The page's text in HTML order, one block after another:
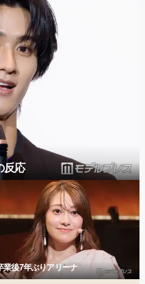
反応
業後7年ぶりアリーナ